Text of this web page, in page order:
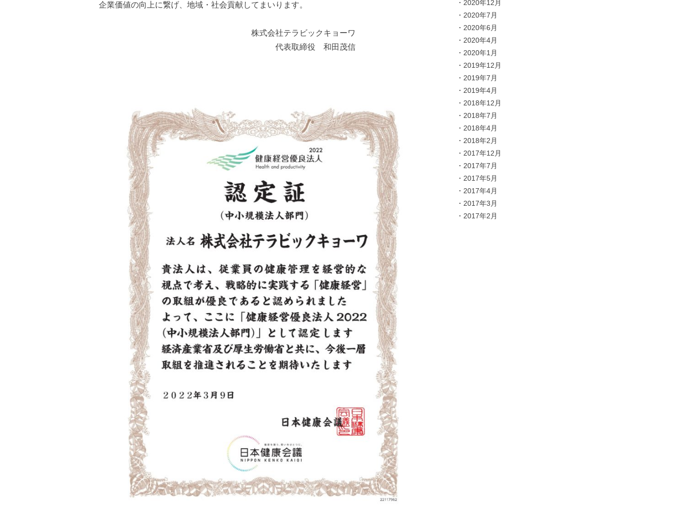
企業価値の向上に繋げ、地域・社会貢献してまいります。
株式会社テラビックキョーワ
代表取締役 和田茂信
・ 2020年12月
・ 2020年7月
・ 2020年6月
・ 2020年4月
・ 2020年1月
・ 2019年12月
・ 2019年7月
・ 2019年4月
・ 2018年12月
・ 2018年7月
・ 2018年4月
・ 2018年2月
・ 2017年12月
・ 2017年7月
・ 2017年5月
・ 2017年4月
・ 2017年3月
・ 2017年2月